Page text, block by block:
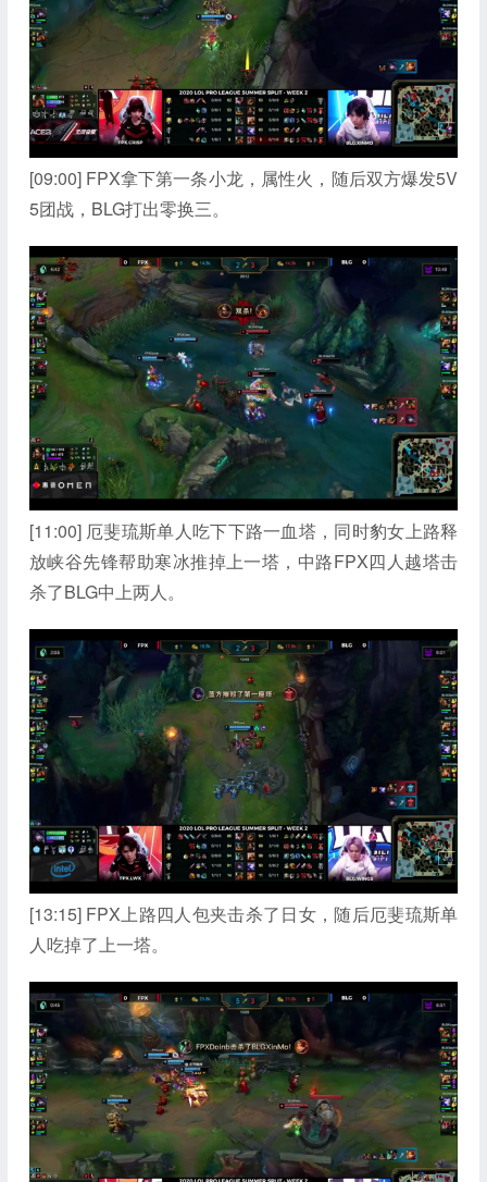
[09:00] FPX拿下第一条小龙，属性火，随后双方爆发5V
5团战，BLG打出零换三。
[11:00] 厄斐琉斯单人吃下下路一血塔，同时豹女上路释
放峡谷先锋帮助寒冰推掉上一塔，中路FPX四人越塔击
杀了BLG中上两人。
[13:15] FPX上路四人包夹击杀了日女，随后厄斐琉斯单
人吃掉了上一塔。